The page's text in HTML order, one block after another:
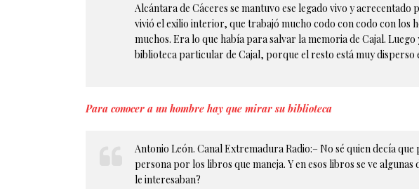
Alcántara de Cáceres se mantuvo ese legado vivo y
vivió el exilio interior, que trabajó mucho codo con codo con
muchos. Era lo que había para salvar la memoria de Cajal.
biblioteca particular de Cajal, porque el resto está muy disperso
Para conocer a un hombre hay que mirar su biblioteca
Antonio León. Canal Extremadura Radio:– No sé quien decía
persona por los libros que maneja. Y en esos libros se ve
le interesaban?